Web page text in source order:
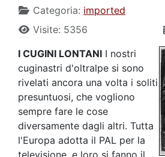
Categoria: imported
Visite: 5356
I CUGINI LONTANI I nostri
cuginastri d'oltralpe si sono
rivelati ancora una volta i soliti
presuntuosi, che vogliono
sempre fare le cose
diversamente dagli altri. Tutta
l'Europa adotta il PAL per la
televisione, e loro si fanno il